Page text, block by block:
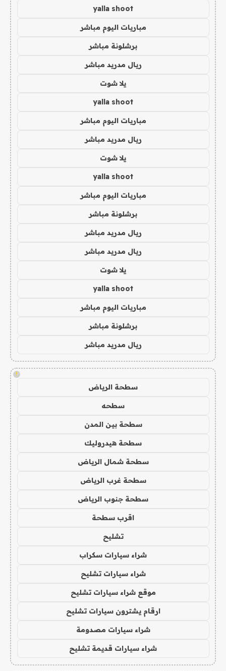
yalla shoot
مباريات اليوم مباشر
برشلونة مباشر
ريال مدريد مباشر
يلا شوت
yalla shoot
مباريات اليوم مباشر
ريال مدريد مباشر
يلا شوت
yalla shoot
مباريات اليوم مباشر
برشلونة مباشر
ريال مدريد مباشر
ريال مدريد مباشر
يلا شوت
yalla shoot
مباريات اليوم مباشر
برشلونة مباشر
ريال مدريد مباشر
!
سطحة الرياض
سطحه
سطحة بين المدن
سطحة هيدروليك
سطحة شمال الرياض
سطحة غرب الرياض
سطحة جنوب الرياض
اقرب سطحة
تشليح
شراء سيارات سكراب
شراء سيارات تشليح
موقع شراء سيارات تشليح
ارقام يشترون سيارات تشليح
شراء سيارات مصدومة
شراء سيارات قديمة تشليح